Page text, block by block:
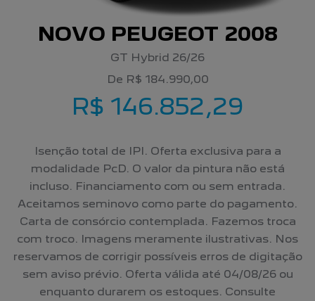
NOVO PEUGEOT 2008
GT Hybrid 26/26
De R$ 184.990,00
R$ 146.852,29
Isenção total de IPI. Oferta exclusiva para a
modalidade PcD. O valor da pintura não está
incluso. Financiamento com ou sem entrada.
Aceitamos seminovo como parte do pagamento.
Carta de consórcio contemplada. Fazemos troca
com troco. Imagens meramente ilustrativas. Nos
reservamos de corrigir possíveis erros de digitação
sem aviso prévio. Oferta válida até 04/08/26 ou
enquanto durarem os estoques. Consulte